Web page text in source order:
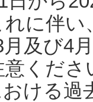
に伴い
及び4
くだ
ける過